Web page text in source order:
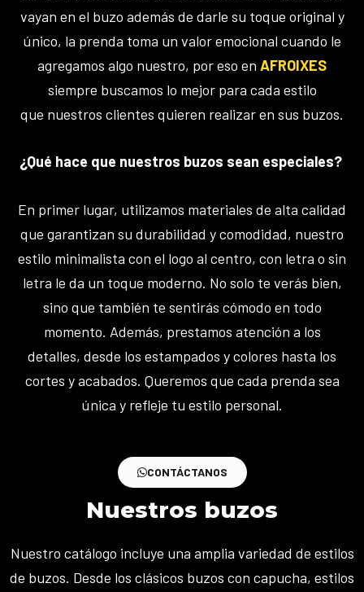
vayan en el buzo además de darle su toque original y
único, la prenda toma un valor emocional cuando le
agregamos algo nuestro, por eso en AFROIXES
siempre buscamos lo mejor para cada estilo
que nuestros clientes quieren realizar en sus buzos.
¿Qué hace que nuestros buzos sean especiales?
En primer lugar, utilizamos materiales de alta calidad
que garantizan su durabilidad y comodidad, nuestro
estilo minimalista con el logo al centro, con letra o sin
letra le da un toque moderno. No solo te verás bien,
sino que también te sentirás cómodo en todo
momento. Además, prestamos atención a los
detalles, desde los estampados y colores hasta los
cortes y acabados. Queremos que cada prenda sea
única y refleje tu estilo personal.
CONTÁCTANOS
Nuestros buzos
Nuestro catálogo incluye una amplia variedad de estilos
de buzos. Desde los clásicos buzos con capucha, estilos